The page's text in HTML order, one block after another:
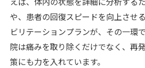
や、患者の回復スピードを向上させ
ビリテーションプランが、その一環
院は痛みを取り除くだけでなく、再
策にも力を入れています。